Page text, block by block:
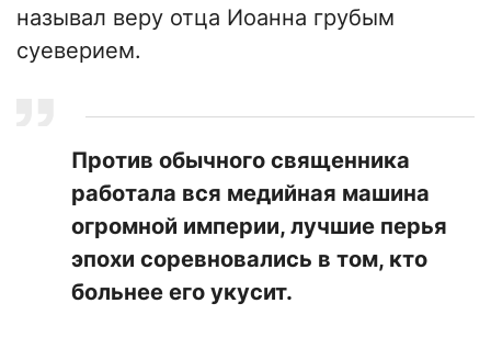
называл веру отца Иоанна грубым
суеверием.
Против обычного священника
работала вся медийная машина
огромной империи, лучшие перья
эпохи соревновались в том, кто
больнее его укусит.